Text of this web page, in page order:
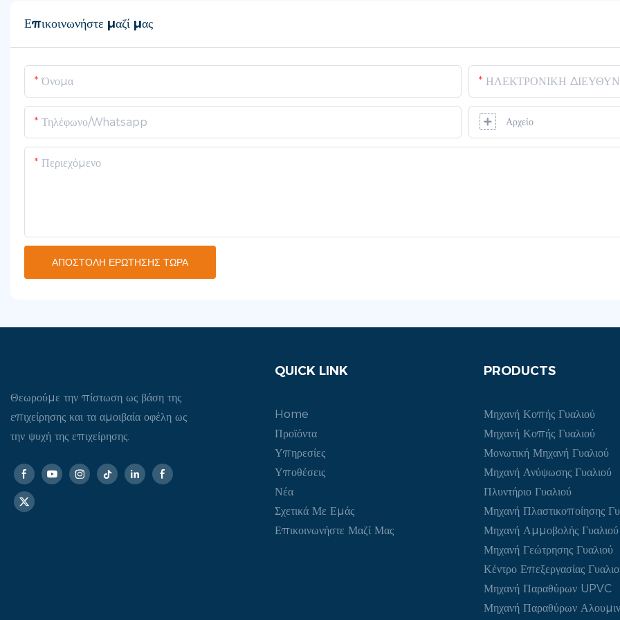
Επικοινωνήστε μαζί μας
Όνομα ΗΛΕΚΤΡΟΝΙΚΗ
Τηλέφωνο/whatsapp Αρχείο
Περιεχόμενο
ΑΠΟΣΤΟΛΉ ΕΡΏΤΗΣΗΣ ΤΏΡΑ
Θεωρούμε την πίστωση ως βάση της
επιχείρησης και τα αμοιβαία οφέλη ως
την ψυχή της επιχείρησης.
QUICK LINK
Home
Προϊόντα
Υπηρεσίες
Υποθέσεις
Νέα
Σχετικά Με Εμάς
Επικοινωνήστε Μαζί Μας
PRODUCTS
Μηχανή Κοπής Γυαλιού
Μηχανή Κοπής Γυαλιού
Μονωτική Μηχανή Γυαλιού
Μηχανή Ανύψωσης Γυαλιού
Πλυντήριο Γυαλιού
Μηχανή Πλαστικοποίησης
Μηχανή Αμμοβολής Γυαλιού
Μηχανή Γεώτρησης Γυαλιού
Κέντρο Επεξεργασίας
Μηχανή Παραθύρων UPVC
Μηχανή Παραθύρων